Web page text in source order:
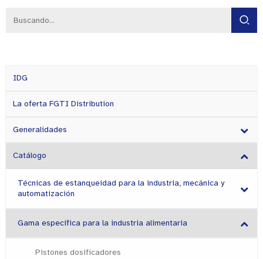
IDG
La oferta FGTI Distribution
Generalidades
Catálogo
Técnicas de estanqueidad para la industria, mecánica y
automatización
Gama específica para la industria alimentaria
Pistones dosificadores